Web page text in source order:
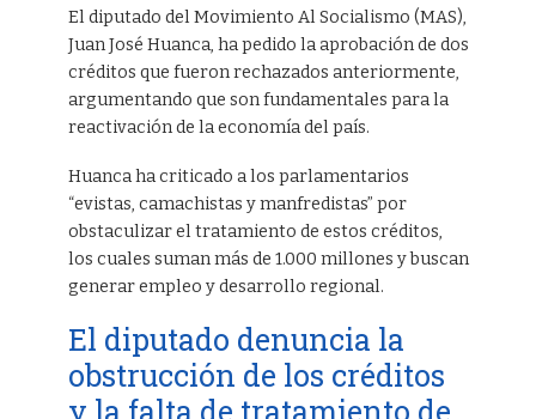
El diputado del Movimiento Al Socialismo (MAS),
Juan José Huanca, ha pedido la aprobación de dos
créditos que fueron rechazados anteriormente,
argumentando que son fundamentales para la
reactivación de la economía del país.
Huanca ha criticado a los parlamentarios
“evistas, camachistas y manfredistas” por
obstaculizar el tratamiento de estos créditos,
los cuales suman más de 1.000 millones y buscan
generar empleo y desarrollo regional.
El diputado denuncia la
obstrucción de los créditos